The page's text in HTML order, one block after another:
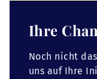
Ihre
Noch nicht
uns auf Ihre